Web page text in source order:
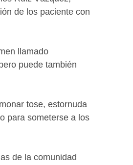
de los paciente con
llamado
puede también
tose, estornuda
para someterse a los
de la comunidad